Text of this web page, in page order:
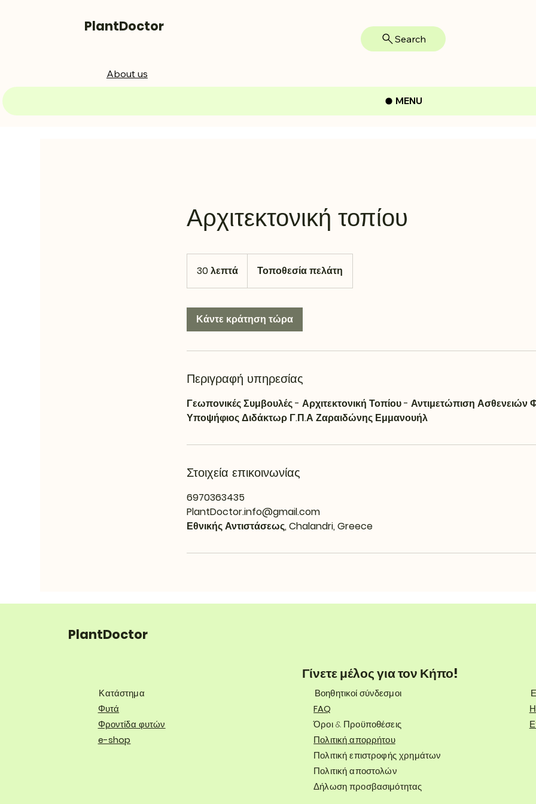
Αρχιτεκτονική τοπίου
30 λεπτά
0
ε
Τοποθεσία πελάτη
Κάντε κράτηση τώρα
Περιγραφή υπηρεσίας
Γεωπονικές Συμβουλές - Αρχιτεκτονική Τοπίου - Αντιμετώπιση Ασθενειών
Υποψήφιος Διδάκτωρ Γ.Π.Α Ζαραιδώνης Εμμανουήλ
Στοιχεία επικοινωνίας
6970363435
PlantDoctor.info@gmail.com
Εθνικής Αντιστάσεως, Chalandri, Greece
PlantDoctor
Search
MENU
About us
PlantDoctor
Γίνετε μέλος για τον Κήπο!
Κατάστημα
Φυτά
Φροντίδα φυτών
e-shop
Βοηθητικοί σύνδεσμοι
FAQ
Όροι & Προϋποθέσεις
Πολιτική απορρήτου
Πολιτική επιστροφής χρημάτων
Πολιτική αποστολών
Δήλωση προσβασιμότητας